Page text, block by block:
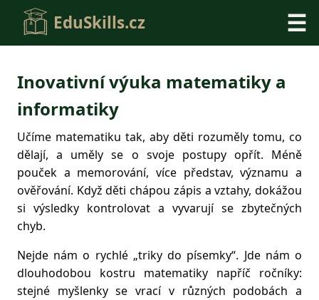
EduSkills.cz ☰
Inovativní výuka matematiky a
informatiky
Učíme matematiku tak, aby děti rozuměly tomu, co
dělají, a uměly se o svoje postupy opřít. Méně
pouček a memorování, více představ, významu a
ověřování. Když děti chápou zápis a vztahy, dokážou
si výsledky kontrolovat a vyvarují se zbytečných
chyb.
Nejde nám o rychlé „triky do písemky“. Jde nám o
dlouhodobou kostru matematiky napříč ročníky:
stejné myšlenky se vrací v různých podobách a